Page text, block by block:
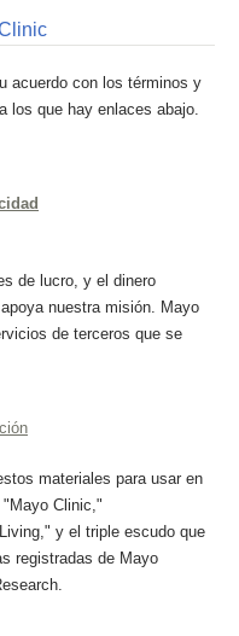
acuerdo con los términos y
los que hay enlaces abajo.
de lucro, y el dinero
nuestra misión. Mayo
de terceros que se
materiales para usar en
Clinic,"
y el triple escudo que
registradas de Mayo